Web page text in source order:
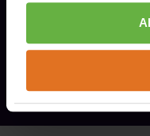
Onze
Hoe werkt het?